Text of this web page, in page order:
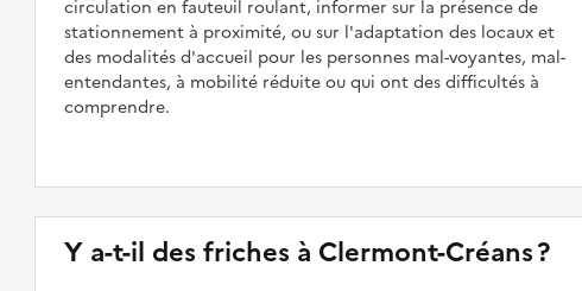
circulation en fauteuil roulant, informer sur la présence de
stationnement à proximité, ou sur l'adaptation des locaux et
des modalités d'accueil pour les personnes mal-voyantes, mal-
entendantes, à mobilité réduite ou qui ont des difficultés à
comprendre.
Y a-t-il des friches à Clermont-Créans ?